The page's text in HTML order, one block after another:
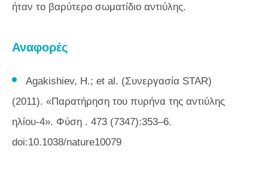
ήταν το βαρύτερο σωματίδιο αντιύλης.
Αναφορές
Agakishiev, H.; et al. (Συνεργασία STAR)
(2011). «Παρατήρηση του πυρήνα της αντιύλης
ηλίου-4». Φύση . 473 (7347):353–6.
doi:10.1038/nature10079